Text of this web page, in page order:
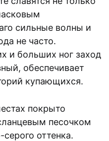
сильные волны и
не часто.
и больших ног заход
обеспечивает
купающихся.
покрыто
песочком
оттенка.